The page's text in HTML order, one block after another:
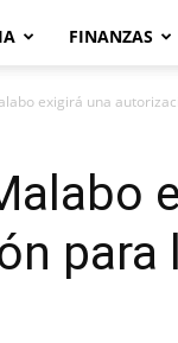
FINANZAS
exigirá una